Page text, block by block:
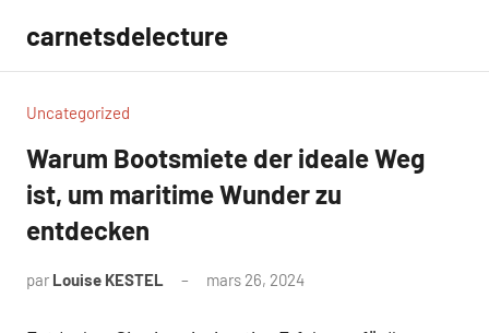
contenu
carnetsdelecture
Uncategorized
Warum Bootsmiete der ideale Weg
ist, um maritime Wunder zu
entdecken
par Louise KESTEL mars 26, 2024